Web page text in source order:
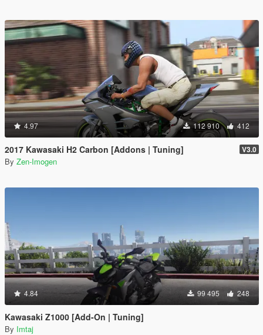
4.97 112 910 412
2017 Kawasaki H2 Carbon [Addons | Tuning] V3.0
By Zen-Imogen
4.84 99 495 248
Kawasaki Z1000 [Add-On | Tuning]
By Imtaj